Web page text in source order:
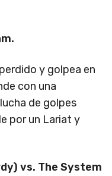
y golpea en
con una
de golpes
por un Lariat y
vs. The System